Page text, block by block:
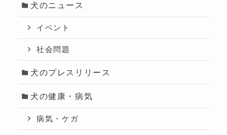
犬のニュース
イベント
社会問題
犬のプレスリリース
犬の健康・病気
病気・ケガ